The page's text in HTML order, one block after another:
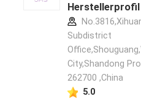
Herstellerprofil
Subdistrict
City,Shandong
262700 ,China
5.0